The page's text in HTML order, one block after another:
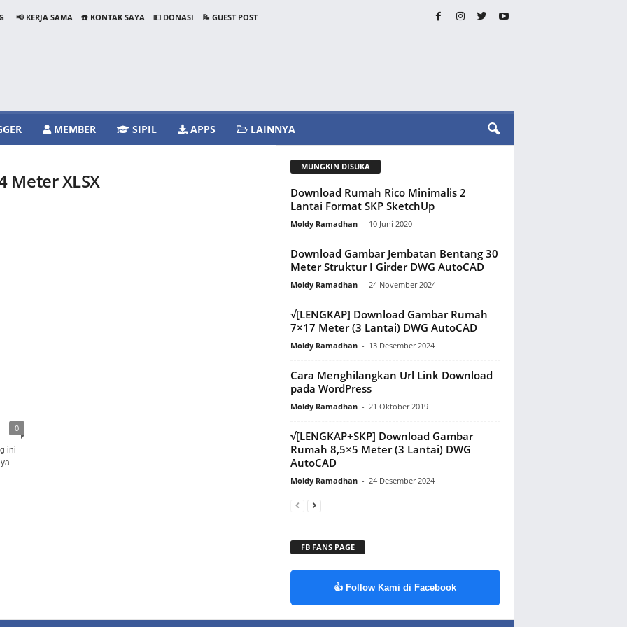
📢 KERJA SAMA ☎️ KONTAK SAYA 💵 DONASI
📝 GUEST POST
MEMBER SIPIL APPS LAINNYA
Meter XLSX
0
ini
MUNGKIN DISUKA
Download Rumah Rico Minimalis 2
Lantai Format SKP SketchUp
Moldy Ramadhan - 10 Juni 2020
Download Gambar Jembatan Bentang 30
Meter Struktur I Girder DWG AutoCAD
Moldy Ramadhan - 24 November 2024
√[LENGKAP] Download Gambar Rumah
7×17 Meter (3 Lantai) DWG AutoCAD
Moldy Ramadhan - 13 Desember 2024
Cara Menghilangkan Url Link Download
pada WordPress
Moldy Ramadhan - 21 Oktober 2019
√[LENGKAP+SKP] Download Gambar
Rumah 8,5×5 Meter (3 Lantai) DWG
AutoCAD
Moldy Ramadhan - 24 Desember 2024
FB FANS PAGE
👍 Follow Kami di Facebook